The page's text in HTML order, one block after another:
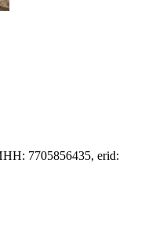
7705856435, erid: